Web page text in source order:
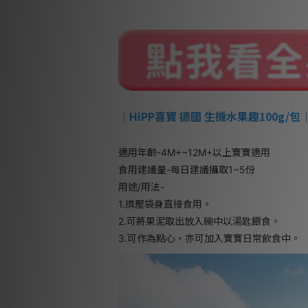
｜HiPP喜寶 德國 生機水果趣100g/包
適用年齡-4M+~12M+以上寶寶適用
食用建議量-每日建議攝取1~5份
用途/用法-
1.擠壓袋身直接食用。
2.可將果泥取出放入碗中以湯匙餵食。
3.可作為點心，亦可加入寶寶日常飲食中。